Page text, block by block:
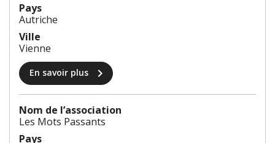
Pays
Autriche
Ville
Vienne
En savoir plus chevron_right
Nom de l’association
Les Mots Passants
Pays